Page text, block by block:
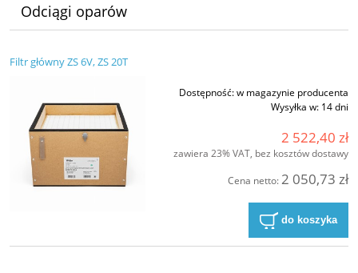
Odciągi oparów
Filtr główny ZS 6V, ZS 20T
Dostępność:w magazynie producenta
Wysyłka w: 14 dni
2 522,40 zł
zawiera 23% VAT, bez kosztów dostawy
Cena netto:2 050,73 zł
do koszyka